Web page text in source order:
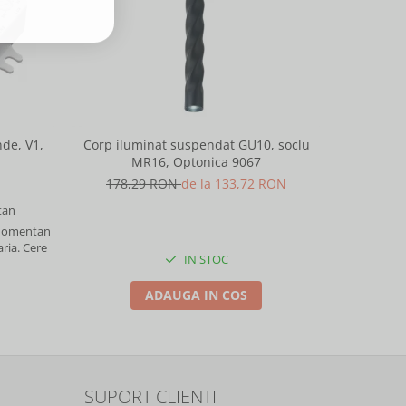
V1,
Cere
Corp iluminat suspendat GU10, soclu
MR16, Optonica 9067
178,29 RONde la 133,72 RON
IN STOC
ADAUGA IN COS
SUPORT CLIENTI